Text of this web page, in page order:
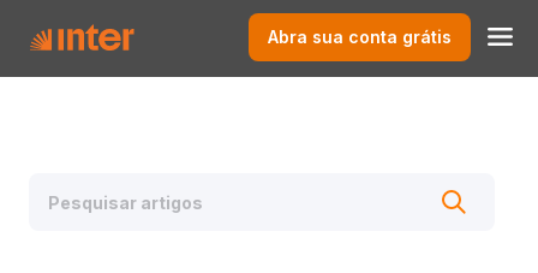
Abra sua conta grátis